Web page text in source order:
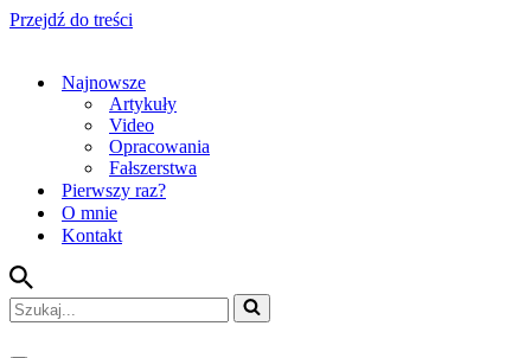
Przejdź do treści
Najnowsze
Artykuły
Video
Opracowania
Fałszerstwa
Pierwszy raz?
O mnie
Kontakt
Szukaj...